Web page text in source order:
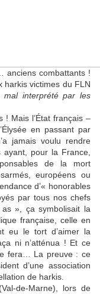
anciens combattants !
harkis victimes du FLN
interprété par les
! Mais l’État français –
en passant par
jamais voulu rendre
ayant, pour la France,
de la mort
européens ou
d’« honorables
par tous nos chefs
», ça symbolisait la
française, celle en
eu le tort d’aimer la
ni n’atténua ! Et ce
fera… La preuve : ce
d’une association
de harkis.
de-Marne), lors de